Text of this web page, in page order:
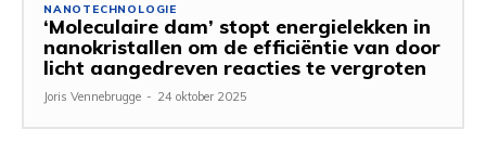
NANOTECHNOLOGIE
‘Moleculaire dam’ stopt energielekken in
nanokristallen om de efficiëntie van door
licht aangedreven reacties te vergroten
Joris Vennebrugge - 24 oktober 2025